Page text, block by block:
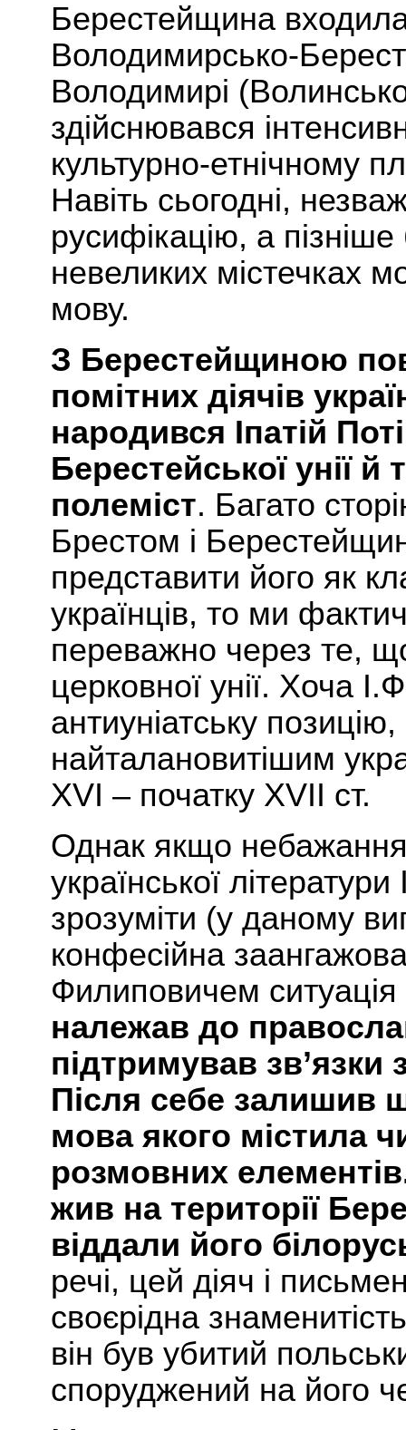
Берестейщина
Володимирсько-
Володимирі
здійснювався
культурно-етнічному
Навіть сьогодні,
русифікацію, а
невеликих містечках
мову.
З Берестейщиною
помітних діячів
народився Іпатій
Берестейської унії
полеміст. Багато
Брестом і
представити його як
українців, то ми
переважно через те,
церковної унії. Хоча
антиуніатську
найталановитішим
ХVІ – початку ХVІІ ст.
Однак якщо небажання
української
зрозуміти (у даному
конфесійна
Филиповичем
належав до
підтримував
Після себе залишив
мова якого містила
розмовних
жив на території
віддали його
речі, цей діяч і
своєрідна
він був убитий
споруджений на його